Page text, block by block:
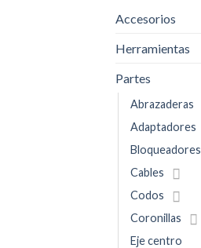
Accesorios
Herramientas
Partes
Abrazaderas
Adaptadores
Bloqueadores
Cables
Codos
Coronillas
Eje centro